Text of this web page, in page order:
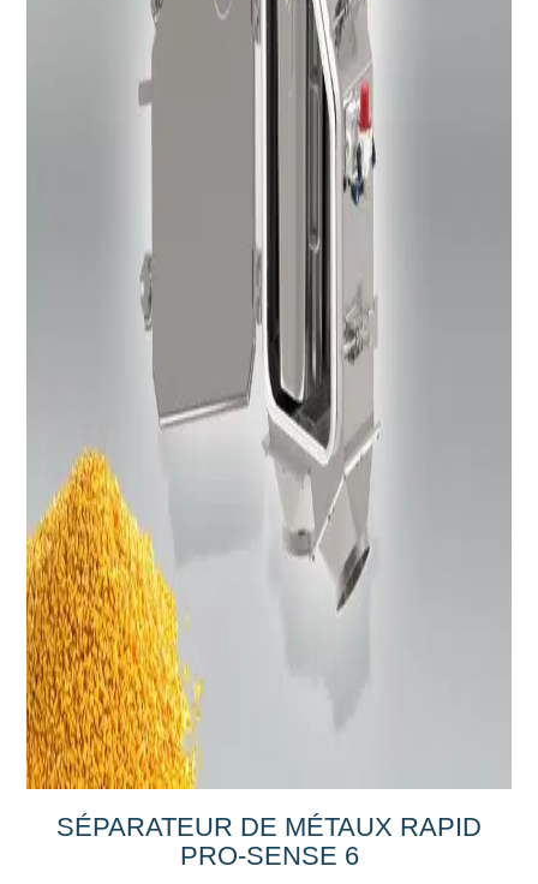
SÉPARATEUR DE MÉTAUX RAPID
PRO-SENSE 6